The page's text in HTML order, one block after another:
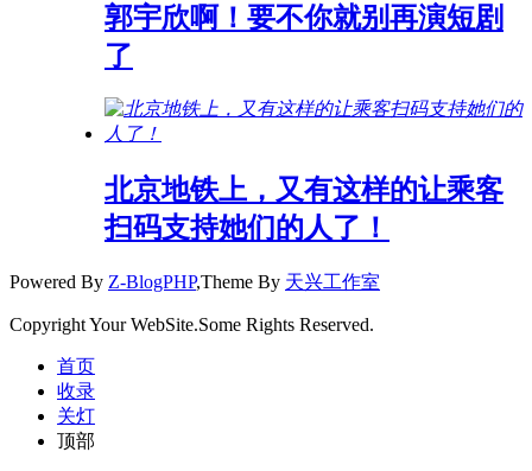
郭宇欣啊！要不你就别再演短剧
了
北京地铁上，又有这样的让乘客
扫码支持她们的人了！
Powered By Z-BlogPHP,Theme By 天兴工作室
Copyright Your WebSite.Some Rights Reserved.
首页
收录
关灯
顶部